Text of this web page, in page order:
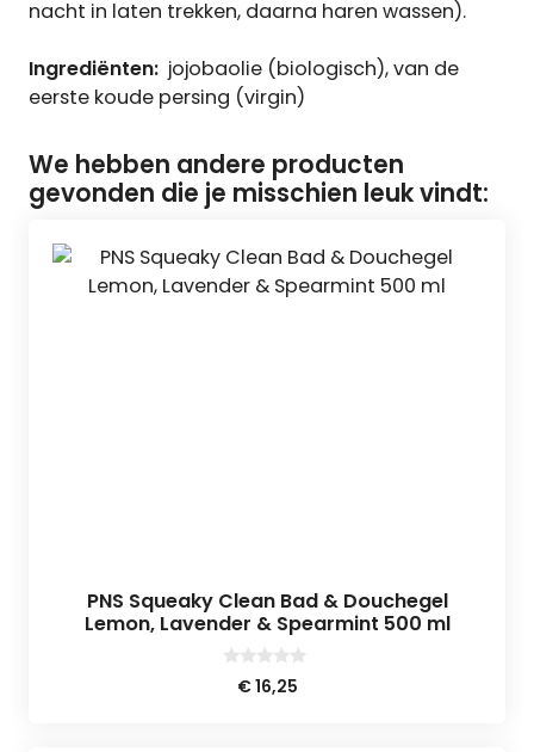
nacht in laten trekken, daarna haren wassen).
Ingrediënten: jojobaolie (biologisch), van de
eerste koude persing (virgin)
We hebben andere producten
gevonden die je misschien leuk vindt:
PNS Squeaky Clean Bad & Douchegel
Lemon, Lavender & Spearmint 500 ml
€16,25